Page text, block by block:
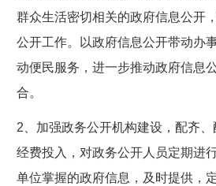
群众生活密切相关的政府信息公开
公开工作。以政府信息公开带动办
动便民服务，进一步推动政府信息
合。
2、加强政务公开机构建设，配齐
经费投入，对政务公开人员定期进
单位掌握的政府信息，及时提供，